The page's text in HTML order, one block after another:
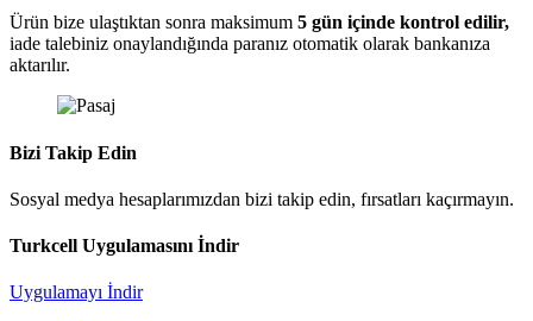
Ürün bize ulaştıktan sonra maksimum 5 gün içinde kontrol edilir,
iade talebiniz onaylandığında paranız otomatik olarak bankanıza
aktarılır.
Bizi Takip Edin
Sosyal medya hesaplarımızdan bizi takip edin, fırsatları kaçırmayın.
Turkcell Uygulamasını İndir
Uygulamayı İndir